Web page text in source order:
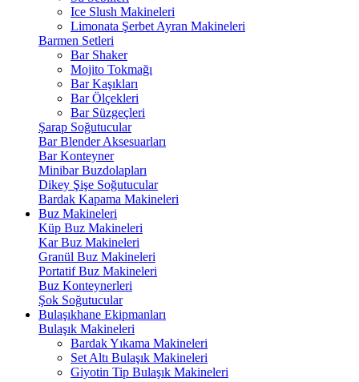
Ice Slush Makineleri
Limonata Şerbet Ayran Makineleri
Barmen Setleri
Bar Shaker
Mojito Tokmağı
Bar Kaşıkları
Bar Ölçekleri
Bar Süzgeçleri
Şarap Soğutucular
Bar Blender Aksesuarları
Bar Konteyner
Minibar Buzdolapları
Dikey Şişe Soğutucular
Bardak Kapama Makineleri
Buz Makineleri
Küp Buz Makineleri
Kar Buz Makineleri
Granül Buz Makineleri
Portatif Buz Makineleri
Buz Konteynerleri
Şok Soğutucular
Bulaşıkhane Ekipmanları
Bulaşık Makineleri
Bardak Yıkama Makineleri
Set Altı Bulaşık Makineleri
Giyotin Tip Bulaşık Makineleri